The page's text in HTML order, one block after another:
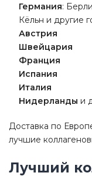
Германия:
Кёльн и другие
Австрия
Швейцария
Франция
Испания
Италия
Нидерланды и
Доставка по
лучшие
Лучший